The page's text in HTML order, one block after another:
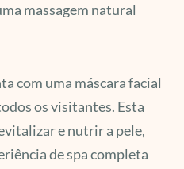
massagem natural
com uma máscara facial
os visitantes. Esta
e nutrir a pele,
de spa completa